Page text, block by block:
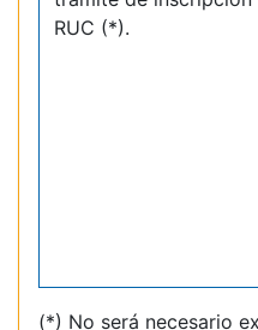
RUC (*).
(*) No será necesario